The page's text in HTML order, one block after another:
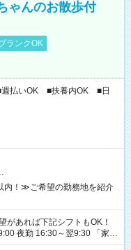
ゃんのお散歩付
ランクOK
払いOK ■扶養内OK ■日
内！≫ご希望の勤務地を紹介
勤 16:30～翌9:30 「家族
って夕飯の準備がしたい」